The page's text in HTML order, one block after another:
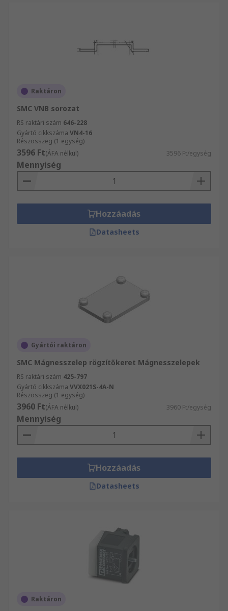
Raktáron
SMC VNB sorozat
RS raktári szám 646-228
Gyártó cikkszáma VN4-16
Részösszeg (1 egység)
3596 Ft(ÁFA nélkül) 3596 Ft/egység
Mennyiség
Hozzáadás
Datasheets
Gyártói raktáron
SMC Mágnesszelep rögzítőkeret Mágnesszelepek
RS raktári szám 425-797
Gyártó cikkszáma VVX021S-4A-N
Részösszeg (1 egység)
3960 Ft(ÁFA nélkül) 3960 Ft/egység
Mennyiség
Hozzáadás
Datasheets
Raktáron